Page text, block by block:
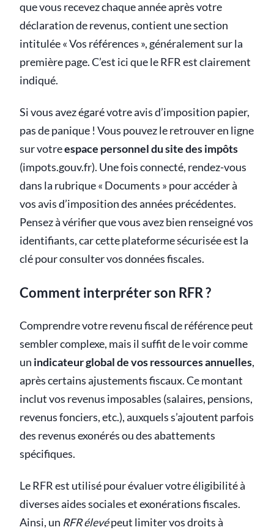
que vous recevez chaque année après votre
déclaration de revenus, contient une section
intitulée « Vos références », généralement sur la
première page. C’est ici que le RFR est clairement
indiqué.
Si vous avez égaré votre avis d’imposition papier,
pas de panique ! Vous pouvez le retrouver en ligne
sur votreespace personnel du site des impôts
(impots.gouv.fr). Une fois connecté, rendez-vous
dans la rubrique « Documents » pour accéder à
vos avis d’imposition des années précédentes.
Pensez à vérifier que vous avez bien renseigné vos
identifiants, car cette plateforme sécurisée est la
clé pour consulter vos données fiscales.
Comment interpréter son RFR ?
Comprendre votre revenu fiscal de référence peut
sembler complexe, mais il suffit de le voir comme
un indicateur global de vos ressources annuelles,
après certains ajustements fiscaux. Ce montant
inclut vos revenus imposables (salaires, pensions,
revenus fonciers, etc.), auxquels s’ajoutent parfois
des revenus exonérés ou des abattements
spécifiques.
Le RFR est utilisé pour évaluer votre éligibilité à
diverses aides sociales et exonérations fiscales.
Ainsi, un RFR élevépeut limiter vos droits à